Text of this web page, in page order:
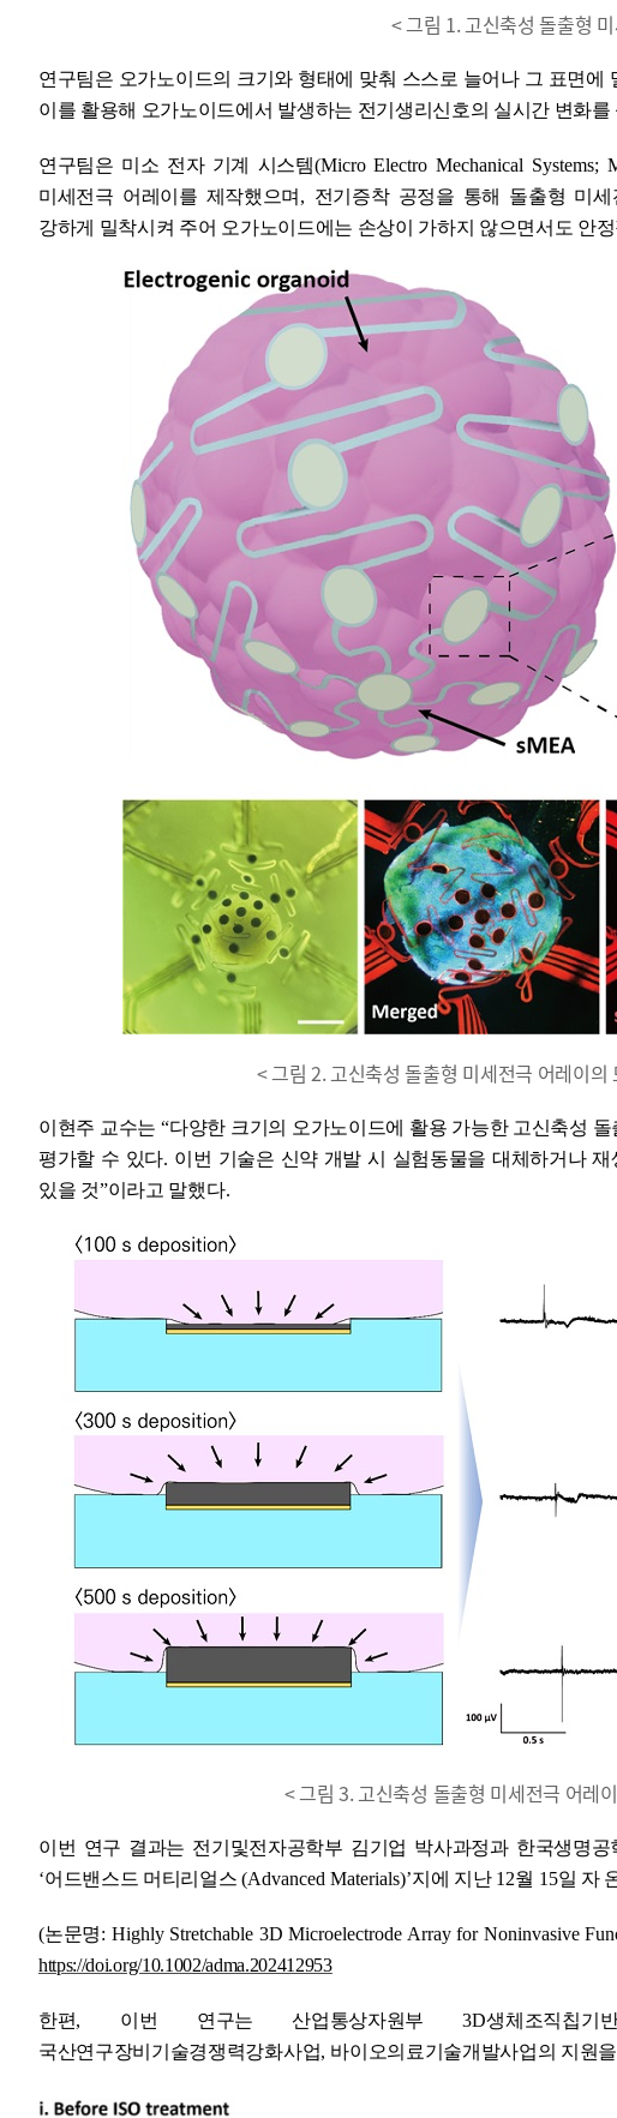
< 그림 1. 고신축성 돌출형
연구팀은 오가노이드의 크기와 형태에 맞춰 스스로 늘어나 그 표면
이를 활용해 오가노이드에서 발생하는 전기생리신호의 실시간 변화
연구팀은 미소 전자 기계 시스템(Micro Electro Mechanical Systems;
미세전극 어레이를 제작했으며 , 전기증착 공정을 통해 돌출형 미세
강하게 밀착시켜 주어 오가노이드에는 손상이 가하지 않으면서도 안
< 그림 2. 고신축성 돌출형 미세전극 어레이
이현주 교수는 “다양한 크기의 오가노이드에 활용 가능한 고신축성
평가할 수 있다. 이번 기술은 신약 개발 시 실험동물을 대체하거나
있을 것”이라고 말했다.
< 그림 3. 고신축성 돌출형 미세전극 어레
이번 연구 결과는 전기및전자공학부 김기업 박사과정과 한국생명
‘어드밴스드 머티리얼스(Advanced Materials)’지에 지난 12월 15일 자
(논문명: Highly Stretchable 3D Microelectrode Array for Noninvasive
https://doi.org/10.1002/adma.202412953
한편, 이번 연구는 산업통상자원부3D생체조직칩
국산연구장비기술경쟁력강화사업, 바이오의료기술개발사업의 지원